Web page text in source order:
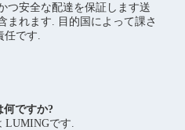
つ安全な配達を保証します送
まれます. 目的国によって課さ
任です.
ですか?
LUMINGです.